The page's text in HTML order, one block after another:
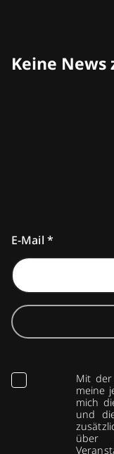
Keine News
E-Mail *
Mit der
meine
mich
und
über